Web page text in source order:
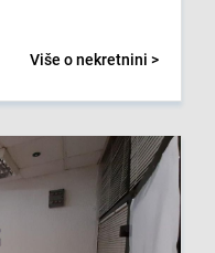
Više o nekretnini >